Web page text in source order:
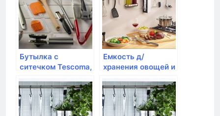
Бутылка с
ситечком Tescoma,
розовая
Емкость д/
хранения овощей и
Henry, цвет гранат